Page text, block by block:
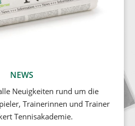
NEWS
Neuigkeiten rund um die
Trainerinnen und Trainer
Tennisakademie.